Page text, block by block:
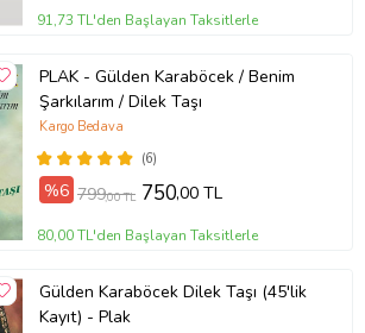
91,73 TL'den Başlayan Taksitlerle
PLAK - Gülden Karaböcek / Benim
Şarkılarım / Dilek Taşı
(6)
Kargo Bedava
%6 799,00 TL 750,00 TL
80,00 TL'den Başlayan Taksitlerle
Gülden Karaböcek Dilek Taşı (45'lik
Kayıt) - Plak